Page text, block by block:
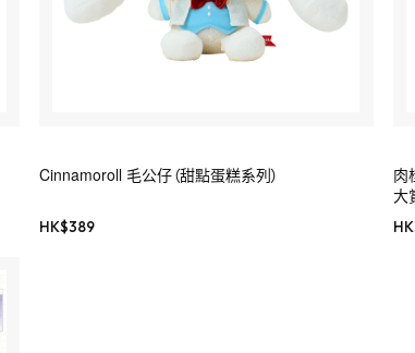
Cinnamoroll 毛公仔（甜點蛋糕系列）
HK$389
肉
大